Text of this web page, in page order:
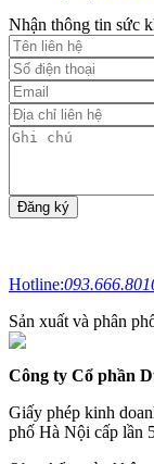
Nhận thông tin sức
Hotline:
Sản xuất và phân
Công ty Cổ phần
Giấy phép kinh
phố Hà Nội cấp lần